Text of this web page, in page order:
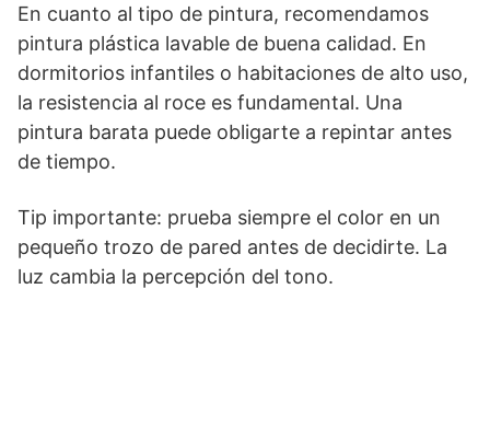
En cuanto al tipo de pintura, recomendamos
pintura plástica lavable de buena calidad. En
dormitorios infantiles o habitaciones de alto uso,
la resistencia al roce es fundamental. Una
pintura barata puede obligarte a repintar antes
de tiempo.
Tip importante: prueba siempre el color en un
pequeño trozo de pared antes de decidirte. La
luz cambia la percepción del tono.